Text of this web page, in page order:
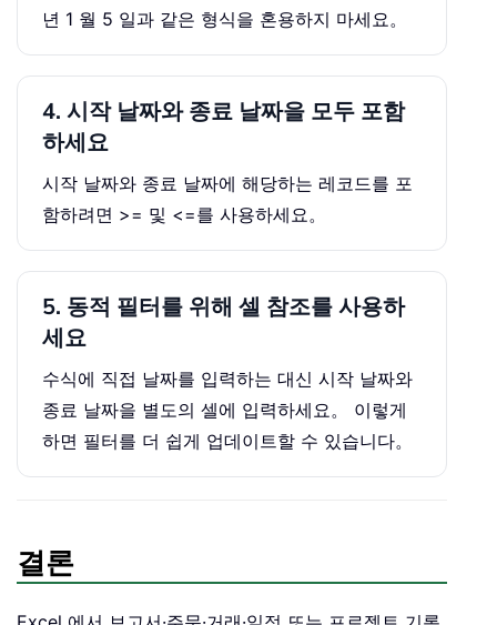
년 1 월 5 일과 같은 형식을 혼용하지 마세요。
4. 시작 날짜와 종료 날짜을 모두 포함
하세요
시작 날짜와 종료 날짜에 해당하는 레코드를 포
함하려면 >= 및 <=를 사용하세요。
5. 동적 필터를 위해 셀 참조를 사용하
세요
수식에 직접 날짜를 입력하는 대신 시작 날짜와
종료 날짜을 별도의 셀에 입력하세요。 이렇게
하면 필터를 더 쉽게 업데이트할 수 있습니다。
결론